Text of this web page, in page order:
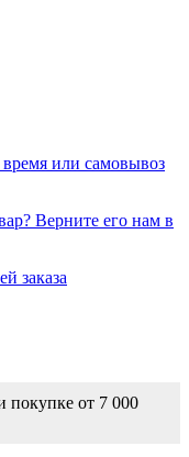
время или самовывоз
Верните его нам в
заказа
покупке от 7 000